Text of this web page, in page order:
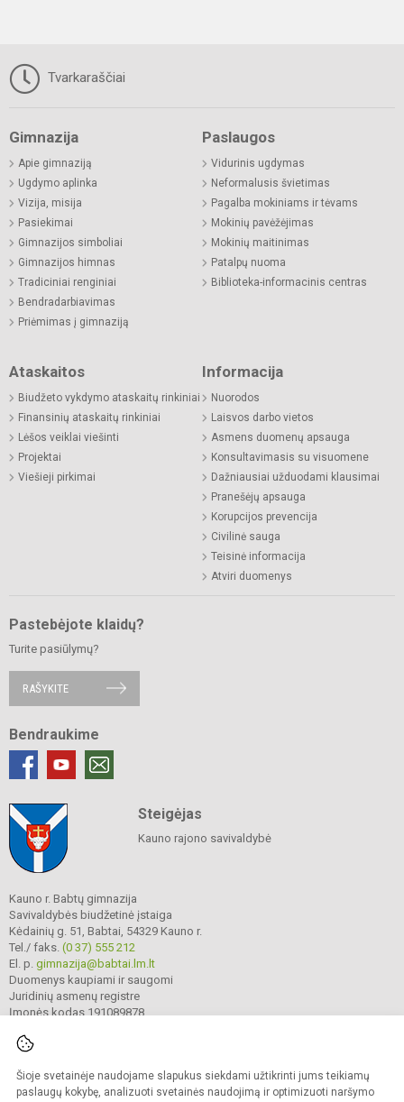
Šioje svetainėje naudojame slapukus siekdami užtikrinti jums teikiamų
paslaugų kokybę, analizuoti svetainės naudojimą ir optimizuoti naršymo
Tvarkaraščiai
Gimnazija
Apie gimnaziją
Ugdymo aplinka
Vizija, misija
Pasiekimai
Gimnazijos simboliai
Gimnazijos himnas
Tradiciniai renginiai
Bendradarbiavimas
Priėmimas į gimnaziją
Paslaugos
Vidurinis ugdymas
Neformalusis švietimas
Pagalba mokiniams ir tėvams
Mokinių pavėžėjimas
Mokinių maitinimas
Patalpų nuoma
Biblioteka-informacinis centras
Ataskaitos
Biudžeto vykdymo ataskaitų rinkiniai
Finansinių ataskaitų rinkiniai
Lėšos veiklai viešinti
Projektai
Viešieji pirkimai
Informacija
Nuorodos
Laisvos darbo vietos
Asmens duomenų apsauga
Konsultavimasis su visuomene
Dažniausiai užduodami klausimai
Pranešėjų apsauga
Korupcijos prevencija
Civilinė sauga
Teisinė informacija
Atviri duomenys
Pastebėjote klaidų?
Turite pasiūlymų?
RAŠYKITE
Bendraukime
Steigėjas
Kauno rajono savivaldybė
Kauno r. Babtų gimnazija
Savivaldybės biudžetinė įstaiga
Kėdainių g. 51, Babtai, 54329 Kauno r.
Tel./ faks. (0 37) 555 212
El. p. gimnazija@babtai.lm.lt
Duomenys kaupiami ir saugomi
Juridinių asmenų registre
Įmonės kodas 191089878
© 2025. Kauno r. Babtų gimnazija. Visos teisės saugomos.
Kopijuoti turinį be raštiško gimnazijos sutikimo griežtai draudžiama.